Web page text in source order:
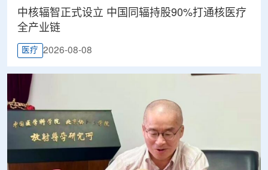
中核辐智正式设立 中国同辐持股90%打通核医疗
全产业链
医疗 2026-08-08